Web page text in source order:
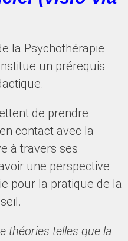
la Psychothérapie
un prérequis
de prendre
contact avec la
à travers ses
une perspective
pour la pratique de la
théories telles que la